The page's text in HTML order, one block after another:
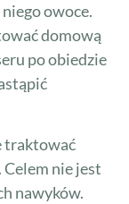
owoce.
domową
po obiedzie
traktować
Celem nie jest
nawyków.